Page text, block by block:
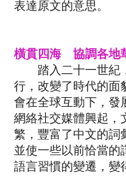
表達原文的意思。
橫貫四海 協調各地
踏入二十一世紀
行，改變了時代的面
會在全球互動下，發
網絡社交媒體興起，
繁，豐富了中文的詞
並使一些以前恰當的
語言習慣的變遷，變